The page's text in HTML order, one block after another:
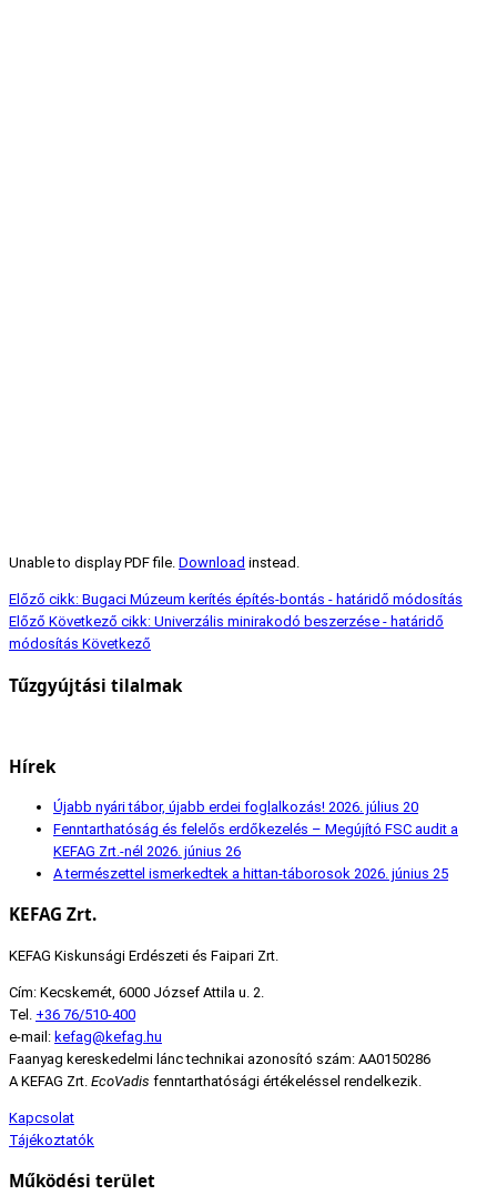
Unable to display PDF file. Download instead.
Előző cikk: Bugaci Múzeum kerítés építés-bontás - határidő módosítás
Előző Következő cikk: Univerzális minirakodó beszerzése - határidő
módosítás Következő
Tűzgyújtási tilalmak
Hírek
Újabb nyári tábor, újabb erdei foglalkozás! 2026. július 20
Fenntarthatóság és felelős erdőkezelés – Megújító FSC audit a
KEFAG Zrt.-nél 2026. június 26
A természettel ismerkedtek a hittan-táborosok 2026. június 25
KEFAG Zrt.
KEFAG Kiskunsági Erdészeti és Faipari Zrt.
Cím: Kecskemét, 6000 József Attila u. 2.
Tel. +36 76/510-400
e-mail: kefag@kefag.hu
Faanyag kereskedelmi lánc technikai azonosító szám: AA0150286
A KEFAG Zrt. EcoVadis fenntarthatósági értékeléssel rendelkezik.
Kapcsolat
Tájékoztatók
Működési terület